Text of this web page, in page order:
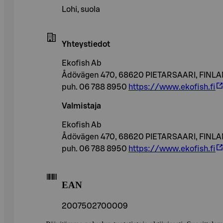
Lohi, suola
Yhteystiedot
Ekofish Ab
Ådövägen 470, 68620 PIETARSAARI,
puh. 06 788 8950 https://www.ekofish.fi
Valmistaja
Ekofish Ab
Ådövägen 470, 68620 PIETARSAARI,
puh. 06 788 8950 https://www.ekofish.fi
EAN
2007502700009